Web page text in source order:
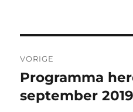
navigatie
VORIGE
Vorig
bericht:
Programma
september 2019